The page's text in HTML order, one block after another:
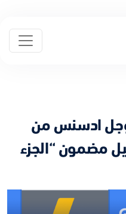
ادسنس من
مضمون “الجزء